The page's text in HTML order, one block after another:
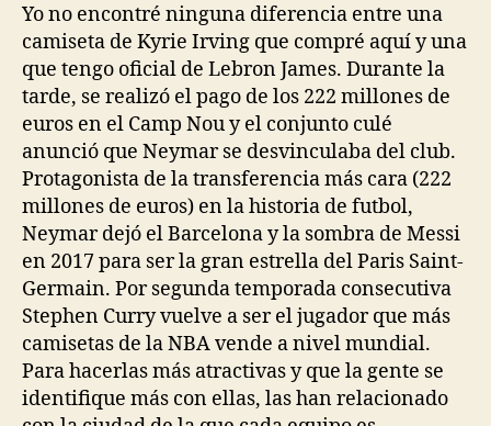
Yo no encontré ninguna diferencia entre una
camiseta de Kyrie Irving que compré aquí y una
que tengo oficial de Lebron James. Durante la
tarde, se realizó el pago de los 222 millones de
euros en el Camp Nou y el conjunto culé
anunció que Neymar se desvinculaba del club.
Protagonista de la transferencia más cara (222
millones de euros) en la historia de futbol,
Neymar dejó el Barcelona y la sombra de Messi
en 2017 para ser la gran estrella del Paris Saint-
Germain. Por segunda temporada consecutiva
Stephen Curry vuelve a ser el jugador que más
camisetas de la NBA vende a nivel mundial.
Para hacerlas más atractivas y que la gente se
identifique más con ellas, las han relacionado